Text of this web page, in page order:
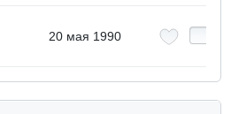
20 мая 1990